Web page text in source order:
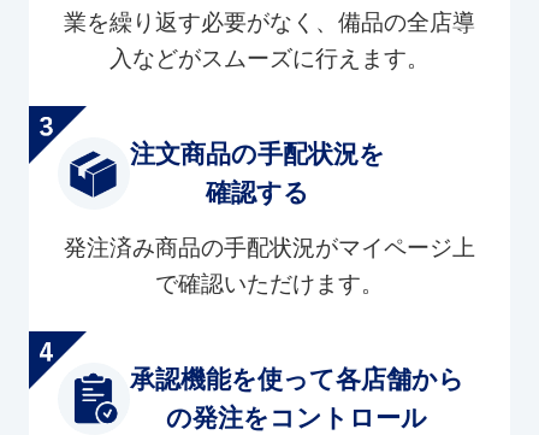
業を繰り返す必要がなく、備品の全店導
入などがスムーズに行えます。
注文商品の手配状況を
確認する
発注済み商品の手配状況がマイページ上
で確認いただけます。
承認機能を使って各店舗から
の発注をコントロール